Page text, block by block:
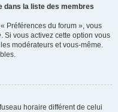
dans la liste des membres
Préférences du forum », vous
. Si vous activez cette option vous
modérateurs et vous-même.
horaire différent de celui